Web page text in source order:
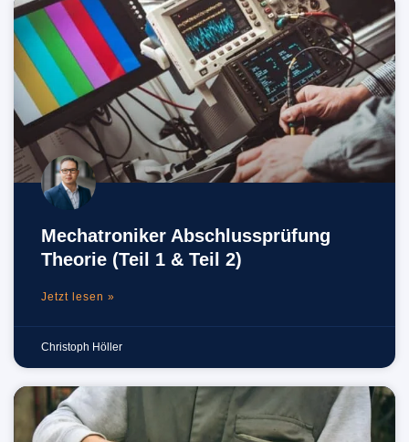
Mechatroniker Abschlussprüfung
Theorie (Teil 1 & Teil 2)
Jetzt lesen »
Christoph Höller